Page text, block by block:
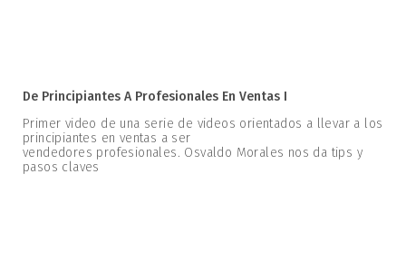
De Principiantes A Profesionales En Ventas I
Primer video de una serie de videos orientados a llevar a los
principiantes en ventas a ser
vendedores profesionales. Osvaldo Morales nos da tips y
pasos claves